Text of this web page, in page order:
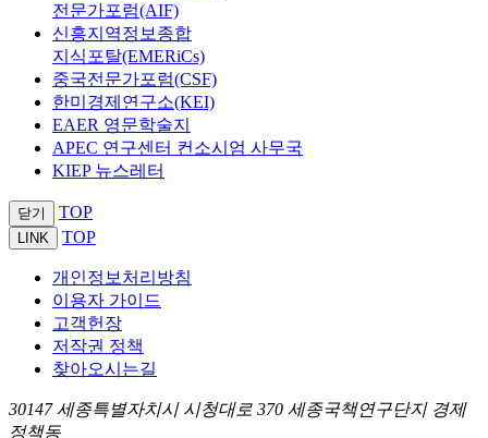
전문가포럼(AIF)
신흥지역정보종합
지식포탈(EMERiCs)
중국전문가포럼(CSF)
한미경제연구소(KEI)
EAER 영문학술지
APEC 연구센터 컨소시엄 사무국
KIEP 뉴스레터
닫기 TOP
LINK TOP
개인정보처리방침
이용자 가이드
고객헌장
저작권 정책
찾아오시는길
30147 세종특별자치시 시청대로 370 세종국책연구단지 경제
정책동